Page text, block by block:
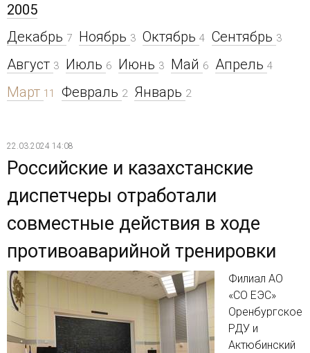
Декабрь 7 Ноябрь 3 Октябрь 4 Сентябрь 3
Август 3 Июль 6 Июнь 3 Май 6 Апрель 4
Март 11 Февраль 2 Январь 2
2005
22.03.2024 14:08
Российские и казахстанские
диспетчеры отработали
совместные действия в ходе
противоаварийной тренировки
Филиал АО
«СО ЕЭС»
Оренбургское
РДУ и
Актюбинский